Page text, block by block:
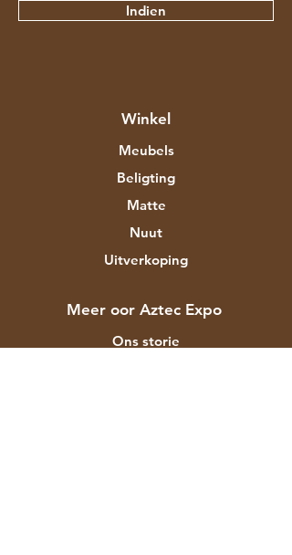
Indien
Winkel
Meubels
Beligting
Matte
Nuut
Uitverkoping
Meer oor Aztec Expo
Ons storie